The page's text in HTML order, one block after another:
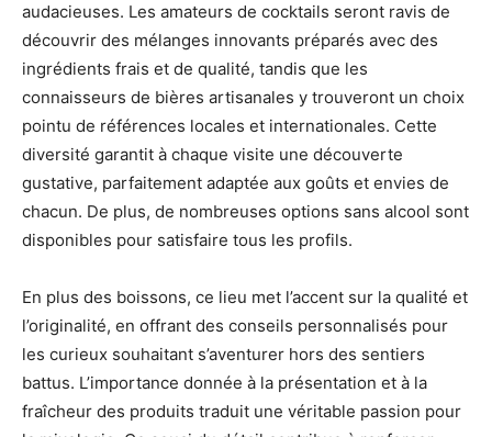
audacieuses. Les amateurs de cocktails seront ravis de
découvrir des mélanges innovants préparés avec des
ingrédients frais et de qualité, tandis que les
connaisseurs de bières artisanales y trouveront un choix
pointu de références locales et internationales. Cette
diversité garantit à chaque visite une découverte
gustative, parfaitement adaptée aux goûts et envies de
chacun. De plus, de nombreuses options sans alcool sont
disponibles pour satisfaire tous les profils.
En plus des boissons, ce lieu met l’accent sur la qualité et
l’originalité, en offrant des conseils personnalisés pour
les curieux souhaitant s’aventurer hors des sentiers
battus. L’importance donnée à la présentation et à la
fraîcheur des produits traduit une véritable passion pour